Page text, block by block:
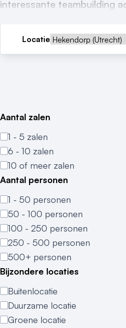
interessante teambuilding
Locatie
Aantal zalen
1 - 5 zalen
6 - 10 zalen
10 of meer zalen
Aantal personen
1 - 50 personen
50 - 100 personen
100 - 250 personen
250 - 500 personen
500+ personen
Bijzondere locaties
Buitenlocatie
Duurzame locatie
Groene locatie